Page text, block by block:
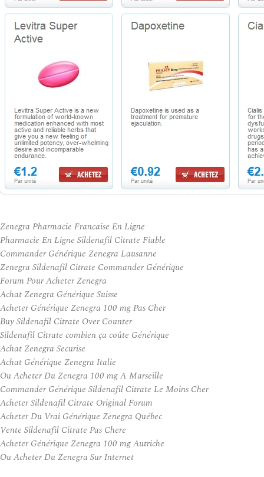
Zenegra Pharmacie Francaise En Ligne
Pharmacie En Ligne Sildenafil Citrate Fiable
Commander Générique Zenegra Lausanne
Zenegra Sildenafil Citrate Commander Générique
Forum Pour Acheter Zenegra
Achat Zenegra Générique Suisse
Acheter Générique Zenegra 100 mg Pas Cher
Buy Sildenafil Citrate Over Counter
Sildenafil Citrate combien ça coûte Générique
Achat Zenegra Securise
Achat Générique Zenegra Italie
Ou Acheter Du Zenegra 100 mg A Marseille
Commander Générique Sildenafil Citrate Le Moins Cher
Acheter Sildenafil Citrate Original Forum
Acheter Du Vrai Générique Zenegra Québec
Vente Sildenafil Citrate Pas Chere
Acheter Générique Zenegra 100 mg Autriche
Ou Acheter Du Zenegra Sur Internet